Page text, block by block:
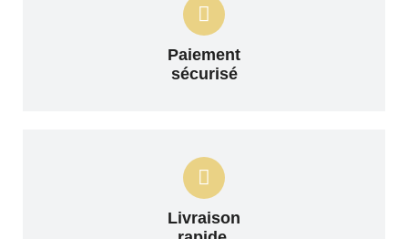
Paiement
sécurisé
Livraison